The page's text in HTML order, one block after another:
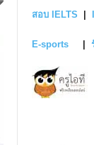
สอบ IELTS
E-sports